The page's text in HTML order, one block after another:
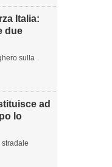
Italia:
due
sulla
ad
lo
stradale